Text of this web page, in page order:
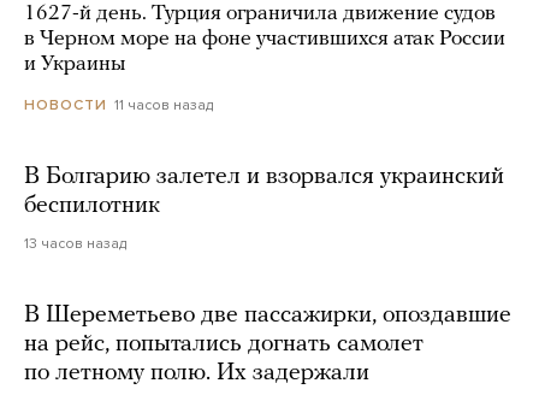
1627-й день. Турция ограничила движение судов
в Черном море на фоне участившихся атак России
и Украины
НОВОСТИ 11 часов назад
В Болгарию залетел и взорвался украинский
беспилотник
13 часов назад
В Шереметьево две пассажирки, опоздавшие
на рейс, попытались догнать самолет
по летному полю. Их задержали